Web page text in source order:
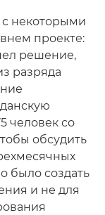
с некоторыми
проекте:
решение,
разряда
человек со
обсудить
было создать
и не для